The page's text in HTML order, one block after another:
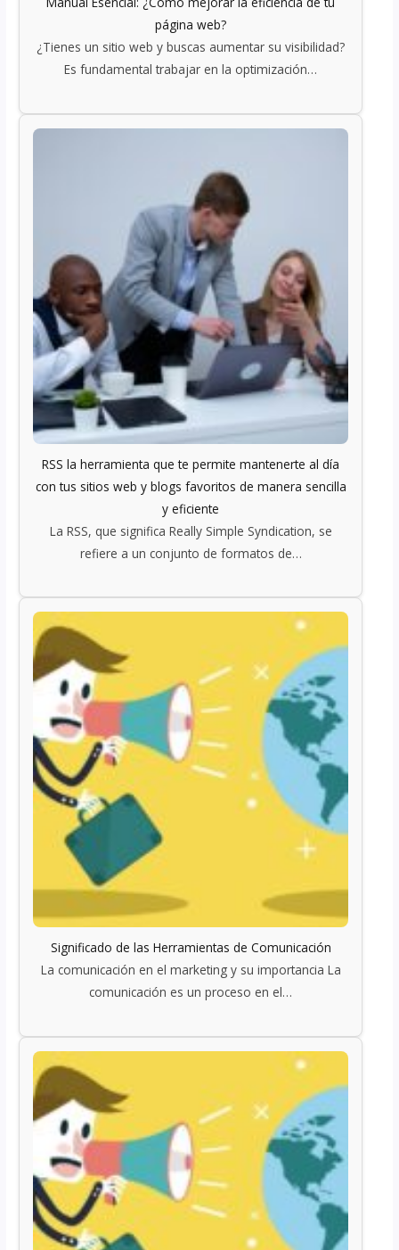
página web?
¿Tienes un sitio web y buscas aumentar su visibilidad?
Es fundamental trabajar en la optimización…
RSS la herramienta que te permite mantenerte al día
con tus sitios web y blogs favoritos de manera sencilla
y eficiente
La RSS, que significa Really Simple Syndication, se
refiere a un conjunto de formatos de…
Significado de las Herramientas de Comunicación
La comunicación en el marketing y su importancia La
comunicación es un proceso en el…